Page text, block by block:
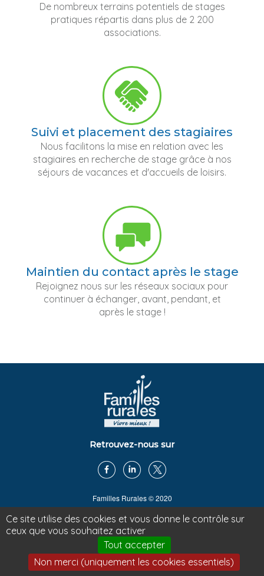
De nombreux terrains potentiels de stages
pratiques répartis dans plus de 2 200
associations.
Suivi et placement des stagiaires
Nous facilitons la mise en relation avec les
stagiaires en recherche de stage grâce à nos
séjours de vacances et d'accueils de loisirs.
Maintien du contact après le stage
Rejoignez nous sur les réseaux sociaux pour
continuer à échanger, avant, pendant, et
après le stage !
Retrouvez-nous sur
Familles Rurales © 2020
www.ruralmouv.fr | www.famillesrurales.org
www.webdesfamilles.fr | tiers-lieux.famillesrurales.org
Recrutement
Contact | Mentions légales
Ce site utilise des cookies et vous donne le contrôle sur
ceux que vous souhaitez activer
Tout accepter
Non merci (uniquement les cookies essentiels)